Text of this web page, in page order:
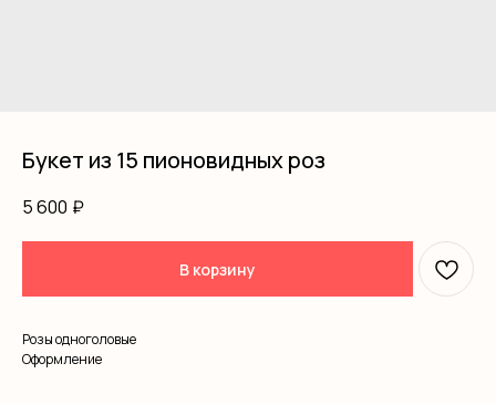
Букет из 15 пионовидных роз
5 600 ₽
В корзину
Розы одноголовые
Оформление